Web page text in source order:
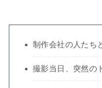
制作会社の人たち
撮影当日、突然の